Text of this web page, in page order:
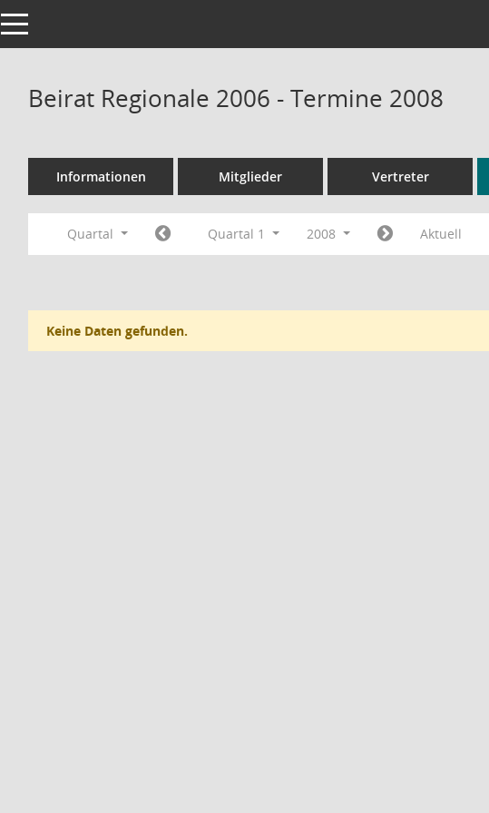
Toggle navigation
Beirat Regionale 2006 - Termine 2008
Informationen Mitglieder Vertreter
Quartal Quartal 1 2008 Aktuell
Keine Daten gefunden.